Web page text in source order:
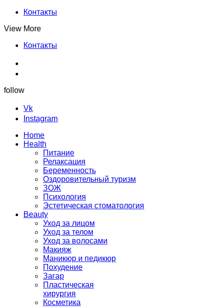
Контакты
View More
Контакты
follow
Vk
Instagram
Home
Health
Питание
Релаксация
Беременность
Оздоровительный туризм
ЗОЖ
Психология
Эстетическая стоматология
Beauty
Уход за лицом
Уход за телом
Уход за волосами
Макияж
Маникюр и педикюр
Похудение
Загар
Пластическая
хирургия
Косметика